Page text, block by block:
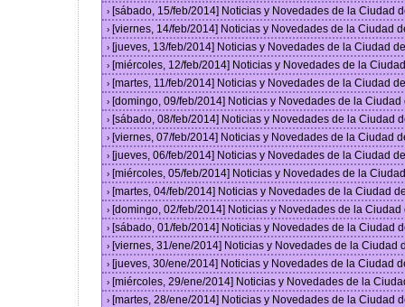
› [sábado, 15/feb/2014] Noticias y Novedades de la Ciudad
› [viernes, 14/feb/2014] Noticias y Novedades de la Ciudad
› [jueves, 13/feb/2014] Noticias y Novedades de la Ciudad
› [miércoles, 12/feb/2014] Noticias y Novedades de la
› [martes, 11/feb/2014] Noticias y Novedades de la Ciudad
› [domingo, 09/feb/2014] Noticias y Novedades de la
› [sábado, 08/feb/2014] Noticias y Novedades de la Ciudad
› [viernes, 07/feb/2014] Noticias y Novedades de la Ciudad
› [jueves, 06/feb/2014] Noticias y Novedades de la Ciudad
› [miércoles, 05/feb/2014] Noticias y Novedades de la
› [martes, 04/feb/2014] Noticias y Novedades de la Ciudad
› [domingo, 02/feb/2014] Noticias y Novedades de la
› [sábado, 01/feb/2014] Noticias y Novedades de la Ciudad
› [viernes, 31/ene/2014] Noticias y Novedades de la Ciudad
› [jueves, 30/ene/2014] Noticias y Novedades de la Ciudad
› [miércoles, 29/ene/2014] Noticias y Novedades de la
› [martes, 28/ene/2014] Noticias y Novedades de la Ciudad